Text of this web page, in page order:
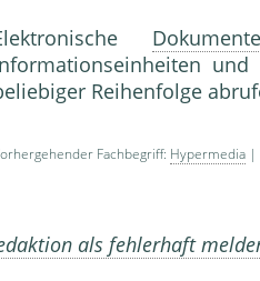
Dokumente
Reihenfolge
Fachbegriff: Hypermedia |
als fehlerhaft